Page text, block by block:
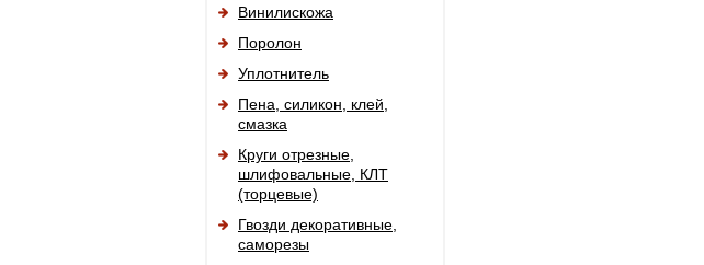
Винилискожа
Поролон
Уплотнитель
Пена, силикон, клей,
смазка
Круги отрезные,
шлифовальные, КЛТ
(торцевые)
Гвозди декоративные,
саморезы